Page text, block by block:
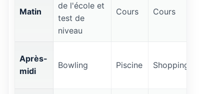
Matin
de l'école et
test de
niveau
Cours Cours
Après-
midi
Bowling Piscine Shopping